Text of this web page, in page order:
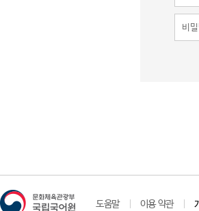
도움말 이용 약관